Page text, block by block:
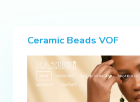
Ceramic Beads VOF